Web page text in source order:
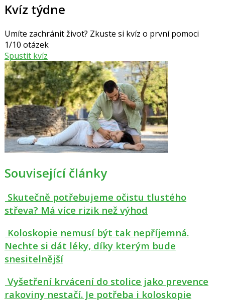
Kvíz týdne
Umíte zachránit život? Zkuste si kvíz o první pomoci
1/10 otázek
Spustit kvíz
Související články
Skutečně potřebujeme očistu tlustého
střeva? Má více rizik než výhod
Koloskopie nemusí být tak nepříjemná.
Nechte si dát léky, díky kterým bude
snesitelnější
Vyšetření krvácení do stolice jako prevence
rakoviny nestačí. Je potřeba i koloskopie